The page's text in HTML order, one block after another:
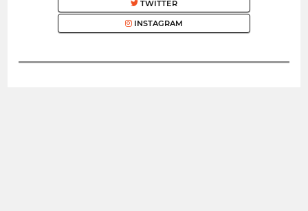
TWITTER
INSTAGRAM